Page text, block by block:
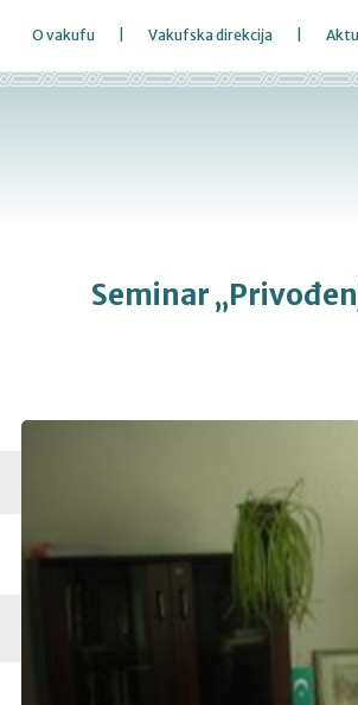
O vakufu Vakufska direkcija
Seminar